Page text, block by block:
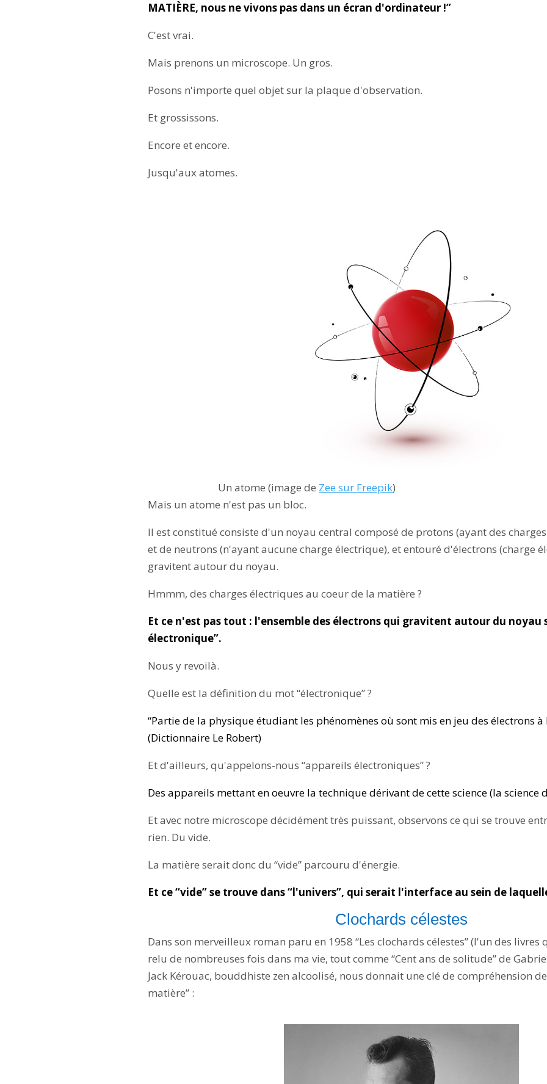
MATIÈRE, nous ne vivons pas dans un écran d'ordinateur !”
C'est vrai.
Mais prenons un microscope. Un gros.
Posons n'importe quel objet sur la plaque d'observation.
Et grossissons.
Encore et encore.
Jusqu'aux atomes.
Un atome (image de Zee sur Freepik)
Mais un atome n'est pas un bloc.
Il est constitué consiste d'un noyau central composé de protons (ayant des
et de neutrons (n'ayant aucune charge électrique), et entouré d'électrons (charge
gravitent autour du noyau.
Hmmm, des charges électriques au coeur de la matière ?
Et ce n'est pas tout : l'ensemble des électrons qui gravitent autour du noyau
électronique”.
Nous y revoilà.
Quelle est la définition du mot “électronique” ?
“Partie de la physique étudiant les phénomènes où sont mis en jeu des électrons
(Dictionnaire Le Robert)
Et d'ailleurs, qu'appelons-nous “appareils électroniques” ?
Des appareils mettant en oeuvre la technique dérivant de cette science (la science
Et avec notre microscope décidément très puissant, observons ce qui se trouve
rien. Du vide.
La matière serait donc du “vide” parcouru d'énergie.
Et ce “vide” se trouve dans “l'univers”, qui serait l'interface au sein de
Clochards célestes
Dans son merveilleux roman paru en 1958 “Les clochards célestes” (l'un des
relu de nombreuses fois dans ma vie, tout comme “Cent ans de solitude” de
Jack Kérouac, bouddhiste zen alcoolisé, nous donnait une clé de compréhension
matière” :